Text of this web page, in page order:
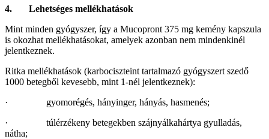
4. Lehetséges mellékhatások
Mint minden gyógyszer, így a Mucopront 375 mg kemény kapszula
is okozhat mellékhatásokat, amelyek azonban nem mindenkinél
jelentkeznek.
Ritka mellékhatások (karbociszteint tartalmazó gyógyszert szedő
1000 betegből kevesebb, mint 1-nél jelentkeznek):
· gyomorégés, hányinger, hányás, hasmenés;
· túlérzékeny betegekben szájnyálkahártya gyulladás,
nátha;